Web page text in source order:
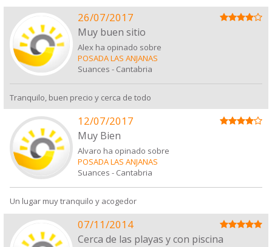
26/07/2017
Muy buen sitio
Alex ha opinado sobre
POSADA LAS ANJANAS
Suances - Cantabria
Tranquilo, buen precio y cerca de todo
12/07/2017
Muy Bien
Alvaro ha opinado sobre
POSADA LAS ANJANAS
Suances - Cantabria
Un lugar muy tranquilo y acogedor
07/11/2014
Cerca de las playas y con piscina